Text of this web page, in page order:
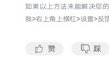
如果以上方法未能解决您
我>右上角上横杠>设置>反
赞 踩